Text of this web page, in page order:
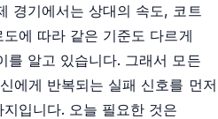
경기에서는 상대의 속도, 코트
에 따라 같은 기준도 다르게
를 알고 있습니다. 그래서 모든
에게 반복되는 실패 신호를 먼저
입니다. 오늘 필요한 것은